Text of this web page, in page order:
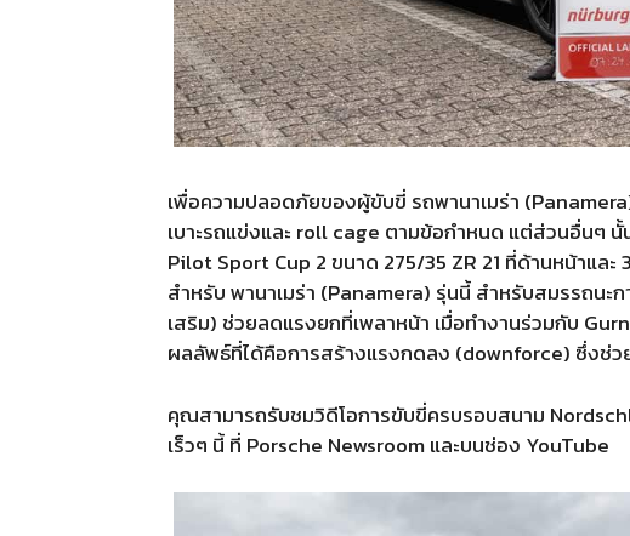
เพื่อความปลอดภัยของผู้ขับขี่ รถพานาเมร่า
เบาะรถแข่งและ roll cage ตามข้อกำหนด แต่ส่วนอื่นๆ
Pilot Sport Cup 2 ขนาด 275/35 ZR 21 ที่ด้านหน้าแล
สำหรับ พานาเมร่า (Panamera) รุ่นนี้ สำหรับสมรรถ
เสริม) ช่วยลดแรงยกที่เพลาหน้า เมื่อทำงานร่วมกับ
ผลลัพธ์ที่ได้คือการสร้างแรงกดลง (downforce) ซึ่งช่
คุณสามารถรับชมวิดีโอการขับขี่ครบรอบสนาม
เร็วๆ นี้ ที่ Porsche Newsroom และบนช่อง YouTube